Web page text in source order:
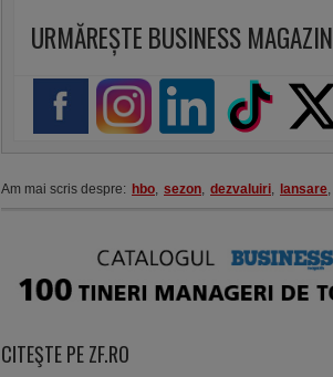
URMĂREȘTE BUSINESS MAGAZIN
Am mai scris despre: hbo, sezon, dezvaluiri, lansare,
CITEŞTE PE ZF.RO